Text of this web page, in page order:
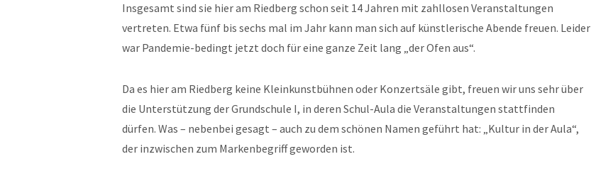
Insgesamt sind sie hier am Riedberg schon seit 14 Jahren mit zahllosen Veranstaltungen
vertreten. Etwa fünf bis sechs mal im Jahr kann man sich auf künstlerische Abende freuen. Leider
war Pandemie-bedingt jetzt doch für eine ganze Zeit lang „der Ofen aus“.
Da es hier am Riedberg keine Kleinkunstbühnen oder Konzertsäle gibt, freuen wir uns sehr über
die Unterstützung der Grundschule I, in deren Schul-Aula die Veranstaltungen stattfinden
dürfen. Was – nebenbei gesagt – auch zu dem schönen Namen geführt hat: „Kultur in der Aula“,
der inzwischen zum Markenbegriff geworden ist.